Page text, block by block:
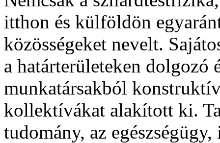
itthon és külföldön
közösségeket nevelt.
a határterületeken dolgozó
munkatársakból
kollektívákat alakított ki.
tudomány, az